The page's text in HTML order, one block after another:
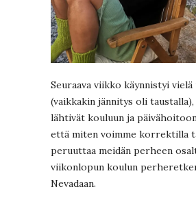
Seuraava viikko käynnistyi
(vaikkakin jännitys oli
lähtivät kouluun ja
että miten voimme korrektilla
peruuttaa meidän perheen
viikonlopun koulun
Nevadaan.